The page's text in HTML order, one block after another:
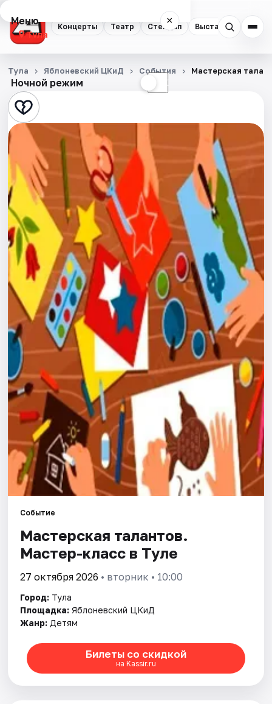
Концерты Театр Стендап Выставки
Меню ×
Тула
Концерты
Театр
Стендап
Выставки
Квесты
Экскурсии
Спорт
События
Города
Площадки
Артисты
Рейтинги
Ночной режим ☾
Тула Яблоневский ЦКиД События Мастерская
Событие
Мастерская талантов.
Мастер-класс в Туле
27 октября 2026 • вторник • 10:00
Город: Тула
Площадка: Яблоневский ЦКиД
Жанр: Детям
Билеты со скидкой
на Kassir.ru